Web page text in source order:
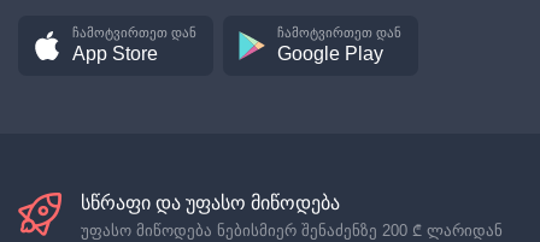
ჩამოტვირთეთ დან
App Store
ჩამოტვირთეთ დან
Google Play
სწრაფი და უფასო მიწოდება
უფასო მიწოდება ნებისმიერ შენაძენზე 200 ₾ ლარიდან